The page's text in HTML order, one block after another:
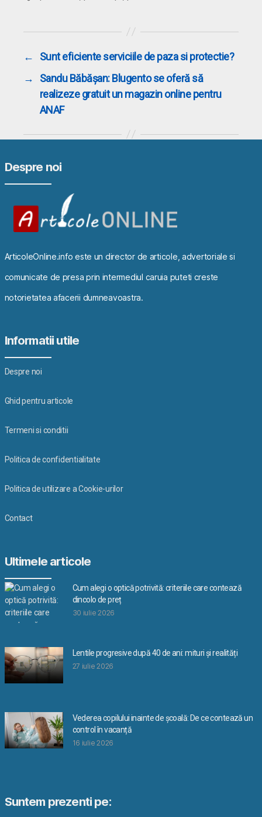
←
Sunt eficiente serviciile de paza si protectie?
→
Sandu Băbășan: Blugento se oferă să
realizeze gratuit un magazin online pentru
ANAF
Despre noi
ArticoleOnline.info este un director de articole, advertoriale si
comunicate de presa prin intermediul caruia puteti creste
notorietatea afacerii dumneavoastra.
Informatii utile
Despre noi
Ghid pentru articole
Termeni si conditii
Politica de confidentialitate
Politica de utilizare a Cookie-urilor
Contact
Ultimele articole
Cum alegi o optică potrivită: criteriile care contează
dincolo de preț
30 iulie 2026
Lentile progresive după 40 de ani: mituri și realități
27 iulie 2026
Vederea copilului inainte de școală: De ce contează un
control în vacanță
16 iulie 2026
Suntem prezenti pe: